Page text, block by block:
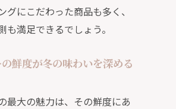
グにこだわった商品も多く、
も満足できるでしょう。
鮮度が冬の味わいを深める
最大の魅力は、その鮮度にあ